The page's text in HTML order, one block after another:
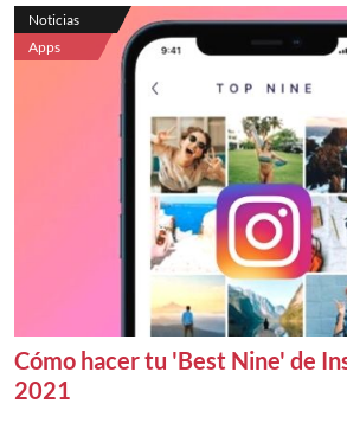
Noticias
Apps
Cómo hacer tu 'Best Nine' de
2021